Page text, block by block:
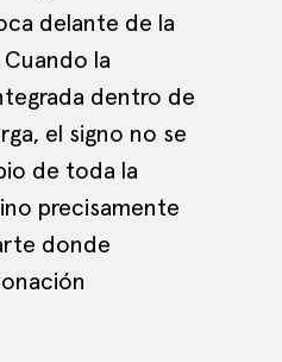
delante de la
Cuando la
dentro de
el signo no se
de toda la
precisamente
donde